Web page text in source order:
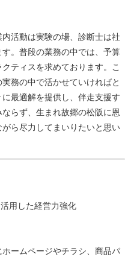
活動は実験の場、診断士は社
。普段の業務の中では、予算
ティスを求めております。こ
務の中で活かせていければと
最適解を提供し、伴走支援す
らず、生まれ故郷の松阪に恩
ら尽力してまいりたいと思い
用した経営力強化​
ームページやチラシ、商品パ